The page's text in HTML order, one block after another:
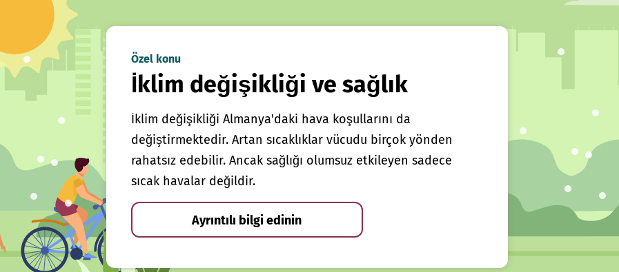
Özel konu
İklim değişikliği ve sağlık
İklim değişikliği Almanya'daki hava koşullarını da
değiştirmektedir. Artan sıcaklıklar vücudu birçok yönden
rahatsız edebilir. Ancak sağlığı olumsuz etkileyen sadece
sıcak havalar değildir.
Ayrıntılı bilgi edinin